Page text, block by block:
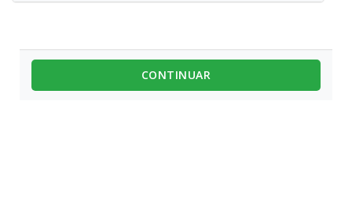
CONTINUAR